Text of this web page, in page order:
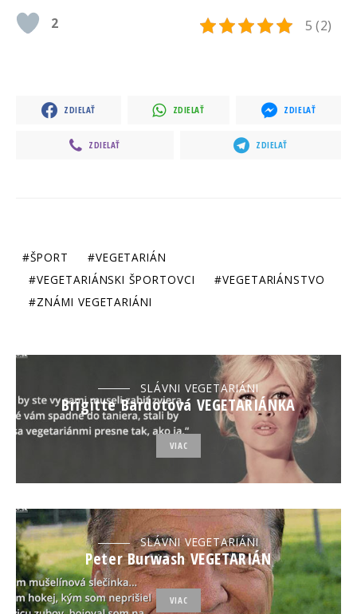
5 (2)
2
ZDIELAŤ ZDIELAŤ ZDIELAŤ
ZDIELAŤ ZDIELAŤ
ŠPORT
VEGETARIÁN
VEGETARIÁNSKI ŠPORTOVCI
VEGETARIÁNSTVO
ZNÁMI VEGETARIÁNI
SLÁVNI VEGETARIÁNI
Brigitte Bardotová VEGETARIÁNKA
VIAC
SLÁVNI VEGETARIÁNI
Peter Burwash VEGETARIÁN
VIAC